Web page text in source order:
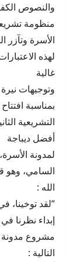
والنصوص
منظومة
الأسرة وتآزر
لهذه
غالية
وتوجيهات
بمناسبة
التشريعية
أفضل ديباجة
لمدونة
السامي، وهو
الله :
“لقد توخينا،
إبداء نظرنا في
مشروع مدونة
التالية :